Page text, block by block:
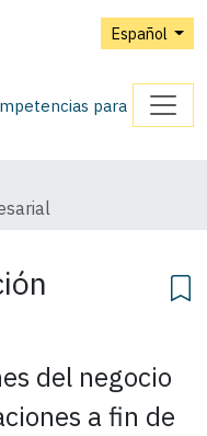
Español
para
del negocio
a fin de